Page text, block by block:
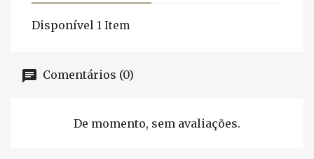
Disponível 1 Item
Comentários (0)
De momento, sem avaliações.